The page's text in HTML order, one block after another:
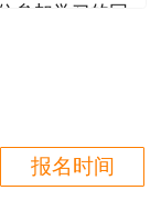
理
考试2022年
参加学习的同
满意。希望我
得满意的结
报名时间